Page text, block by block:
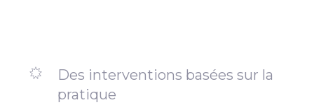
Des interventions basées sur la
pratique